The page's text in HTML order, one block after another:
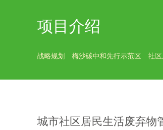
项目介绍
战略规划 梅沙碳中和先行示范区 社
城市社区居民生活废弃物